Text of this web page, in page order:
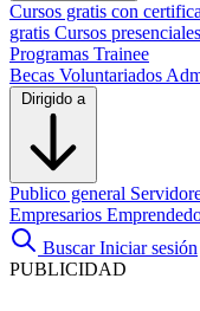
Cursos gratis con
gratis Cursos
Programas Trainee
Becas Voluntariados
Dirigido a
Publico general
Empresarios
Buscar Iniciar sesión
PUBLICIDAD